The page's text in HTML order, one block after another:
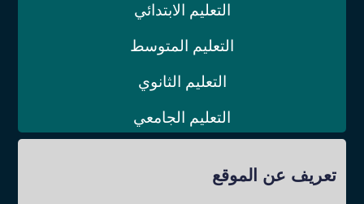
التعليم الابتدائي
التعليم المتوسط
التعليم الثانوي
التعليم الجامعي
تعريف عن الموقع